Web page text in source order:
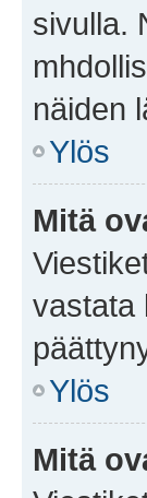
sivulla.
näiden
Ylös
Mitä
vastata
Ylös
Mitä